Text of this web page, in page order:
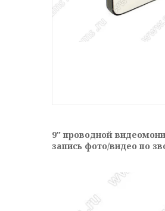
9″ проводной
запись фото/видео по